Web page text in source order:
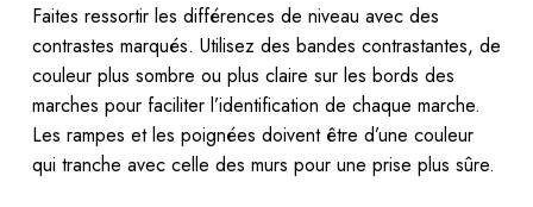
Faites ressortir les différences de niveau avec des
contrastes marqués. Utilisez des bandes contrastantes, de
couleur plus sombre ou plus claire sur les bords des
marches pour faciliter l’identification de chaque marche.
Les rampes et les poignées doivent être d’une couleur
qui tranche avec celle des murs pour une prise plus sûre.